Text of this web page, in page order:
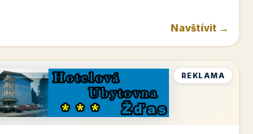
Navštívit →
REKLAMA